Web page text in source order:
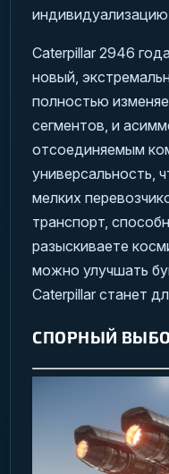
Caterpillar 2946
новый,
полностью
сегментов, и
отсоединяемым
универсальность,
мелких
транспорт,
разыскиваете
можно улучшать
Caterpillar станет
СПОРНЫЙ